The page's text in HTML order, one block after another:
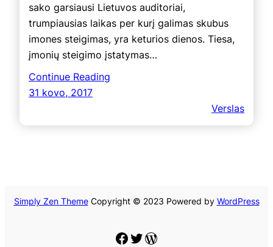
sako garsiausi Lietuvos auditoriai,
trumpiausias laikas per kurį galimas skubus
imones steigimas, yra keturios dienos. Tiesa,
įmonių steigimo įstatymas…
Continue Reading
31 kovo, 2017
Verslas
Simply Zen ThemeCopyright © 2023 Powered by WordPress
Facebook
Twitter
WordPress